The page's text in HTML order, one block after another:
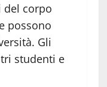
del corpo
possono
Gli
studenti e